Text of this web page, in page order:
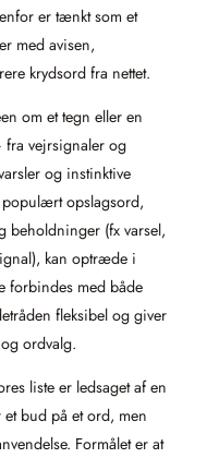
er tænkt som et
med avisen,
krydsord fra nettet.
om et tegn eller en
fra vejrsignaler og
og instinktive
populært opslagsord,
beholdninger (fx varsel,
kan optræde i
forbindes med både
fleksibel og giver
ordvalg.
liste er ledsaget af en
et bud på et ord, men
Formålet er at